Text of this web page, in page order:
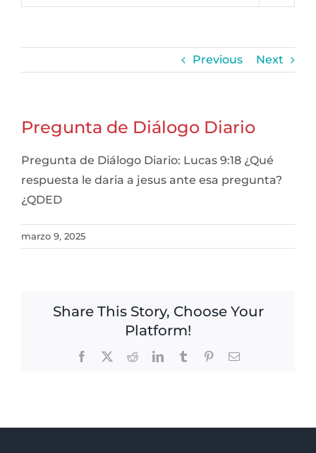
Previous Next
Pregunta de Diálogo Diario
Pregunta de Diálogo Diario: Lucas 9:18 ¿Qué
respuesta le daria a jesus ante esa pregunta?
¿QDED
marzo 9, 2025
Share This Story, Choose Your
Platform!
Facebook RedditLinkedInTumblr PinterestEmail